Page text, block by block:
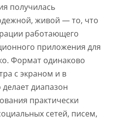
получилась
живой — то, что
работающего
приложения для
Формат одинаково
с экраном и в
диапазон
практически
сетей, писем,